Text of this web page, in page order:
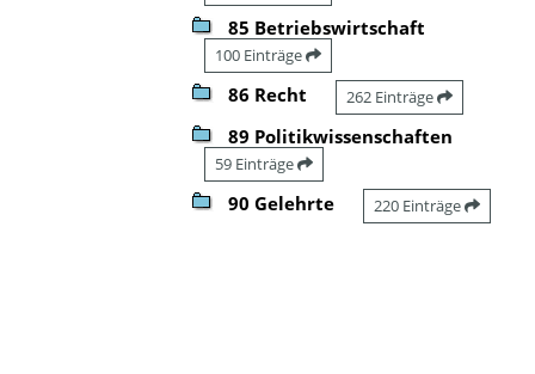
85 Betriebswirtschaft
100 Einträge
86 Recht 262 Einträge
89 Politikwissenschaften
59 Einträge
90 Gelehrte 220 Einträge